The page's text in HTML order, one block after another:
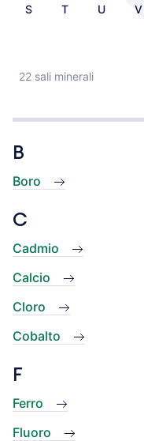
S T U V
22 sali minerali
B
Boro
C
Cadmio
Calcio
Cloro
Cobalto
F
Ferro
Fluoro